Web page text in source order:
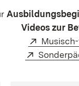
Videos zur
Extern:
Extern: